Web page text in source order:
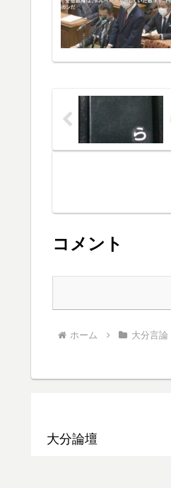
コメント
ホーム 大分言論
大分論壇